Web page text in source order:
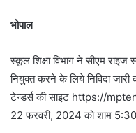
भोपाल
स्कूल शिक्षा विभाग ने सीएम
नियुक्त करने के लिये निविदा जारी
टेन्डर्स की साइट https://
22 फरवरी, 2024 को शाम